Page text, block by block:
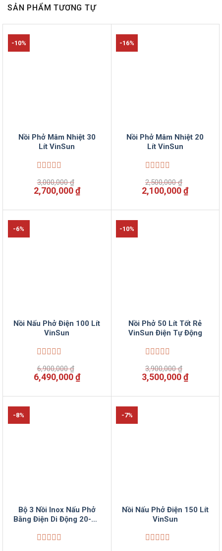
SẢN PHẨM TƯƠNG TỰ
-10%
Nồi Phở Mâm Nhiệt 30
Lít VinSun
xếp
hạng
5
3,000,000₫
Giá
gốc
là:
2,700,000₫Giá
hiện
tại
2,700,000 ₫.
-16%
Nồi Phở Mâm Nhiệt 20
Lít VinSun
xếp
hạng
5
2,500,000₫
Giá
gốc
là:
2,100,000₫Giá
tại
-6%
Nồi Nấu Phở Điện 100 Lít
VinSun
xếp
hạng
5
6,900,000₫
Giá
gốc
là:
6,490,000₫Giá
hiện
tại
6,490,000 ₫.
-10%
Nồi Phở 50 Lít Tốt Rẻ
VinSun Điện Tự Động
xếp
hạng
5
3,900,000₫
Giá
gốc
là:
3,500,000₫Giá
hiện
tại
-8%
Bộ 3 Nồi Inox Nấu Phở
Bằng Điện Di Động 20-30
-7%
Nồi Nấu Phở Điện 150 Lít
VinSun